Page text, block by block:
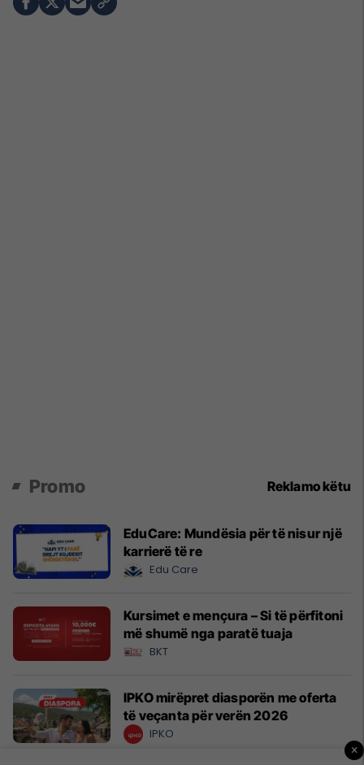
Promo Reklamo këtu
EduCare: Mundësia për të nisur një
karrierë të re
Edu Care
Kursimet e mençura – Si të përfitoni
më shumë nga paratë tuaja
BKT
IPKO mirëpret diasporën me oferta
të veçanta për verën 2026
IPKO
×